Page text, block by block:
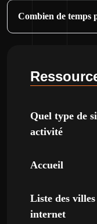
Combien de temps
Quel type de
activité
Accueil
Liste des
internet